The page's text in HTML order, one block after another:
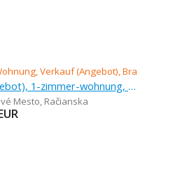
Verkauf (Angebot), 1-zimmer-wohnung, 28,42 m
Mesto, Račianska